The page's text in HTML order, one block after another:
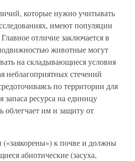
которые нужно учитывать
имеют популяции
отличие заключается в
животные могут
на складывающиеся условия
неблагоприятных стечений
по территории для
ресурса на единицу
им и защиту от
(«заякорены») к почве и должны
абиотические (засуха,